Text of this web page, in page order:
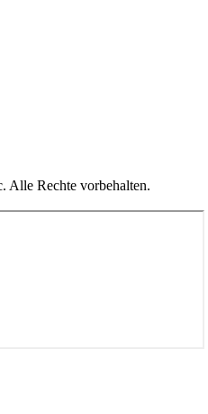
Alle Rechte vorbehalten.